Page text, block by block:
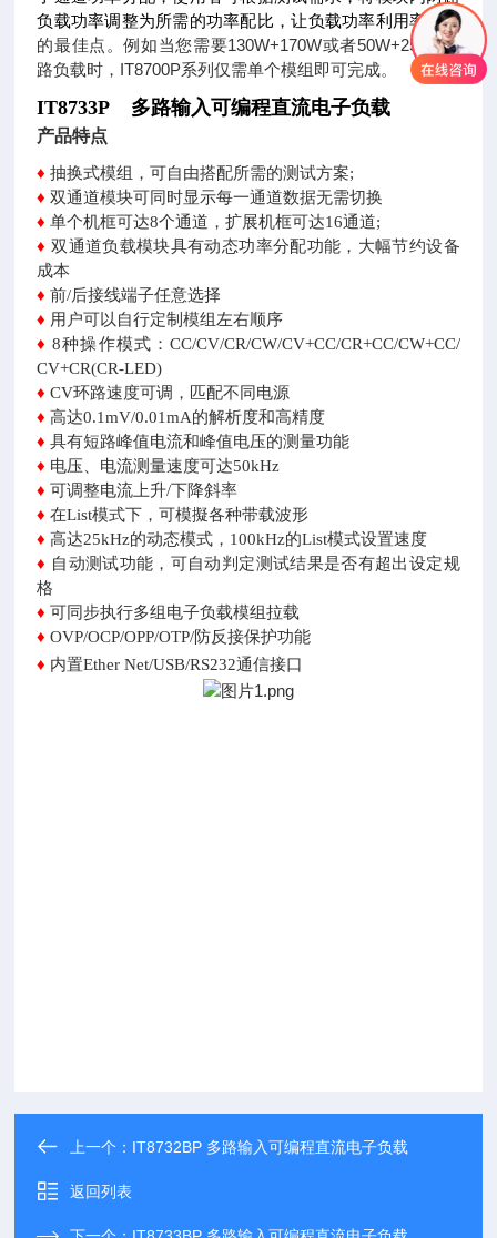
负载功率调整为所需的功率配比，让负载功率利用率达到
的最佳点。例如当您需要130W+170W或者50W+250W双
路负载时，IT8700P系列仅需单个模组即可完成。
IT8733P 多路输入可编程直流电子负载
产品特点
♦抽换式模组，可自由搭配所需的测试方案;
♦双通道模块可同时显示每一通道数据无需切换
♦单个机框可达8个通道，扩展机框可达16通道;
♦双通道负载模块具有动态功率分配功能，大幅节约设备
成本
♦前/后接线端子任意选择
♦ 用户可以自行定制模组左右顺序
♦8种操作模式：CC/CV/CR/CW/CV+CC/CR+CC/CW+CC/
CV+CR(CR-LED)
♦CV环路速度可调，匹配不同电源
♦高达0.1mV/0.01mA的解析度和高精度
♦具有短路峰值电流和峰值电压的测量功能
♦ 电压、电流测量速度可达50kHz
♦可调整电流上升/下降斜率
♦在List模式下，可模擬各种带载波形
♦高达25kHz的动态模式，100kHz的List模式设置速度
♦ 自动测试功能，可自动判定测试结果是否有超出设定规
格
♦可同步执行多组电子负载模组拉载
♦OVP/OCP/OPP/OTP/防反接保护功能
♦ 内置Ether Net/USB/RS232通信接口
上一个： IT8732BP 多路输入可编程直流电子负载
返回列表